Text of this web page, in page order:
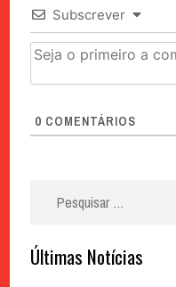
Subscrever
0 COMENTÁRIOS
Últimas Notícias